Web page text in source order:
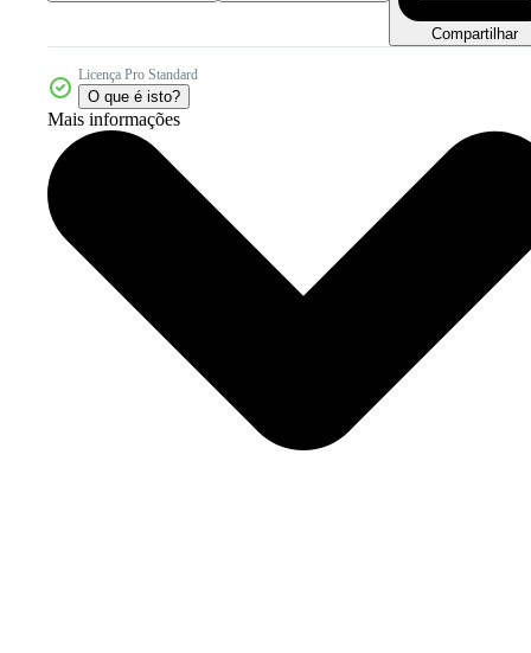
Compartilhar
Licença Pro Standard
O que é isto?
Mais informações